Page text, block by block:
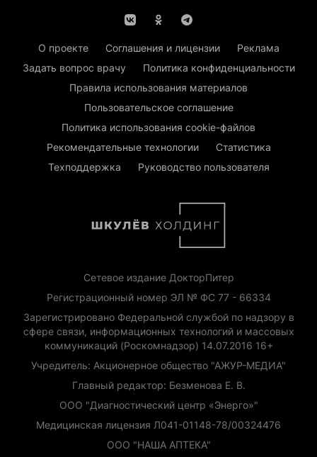
О проекте Соглашения и лицензии
Реклама
Задать вопрос врачу
Политика конфиденциальности
Правила использования материалов
Пользовательское соглашение
Политика использования cookie-файлов
Рекомендательные технологии
Статистика
Техподдержка
Руководство пользователя
Сетевое издание ДокторПитер
Регистрационный номер ЭЛ № ФС 77 - 66334
Зарегистрировано Федеральной службой по надзору в
сфере связи, информационных технологий и массовых
коммуникаций (Роскомнадзор) 14.07.2016 16+
Учредитель: Акционерное общество "АЖУР-МЕДИА"
Главный редактор: Безменова Е. В.
ООО "Диагностический центр «Энерго»"
Медицинская лицензия Л041-01148-78/00324476
ООО "НАША АПТЕКА"